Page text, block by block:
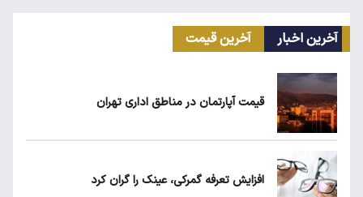
سهمیه بنزین خودروهای فرسوده قطع می‌شود؟
آخرین اخبار آخرین قیمت
قیمت آپارتمان در مناطق اداری تهران
افزایش تعرفه گمرکی، عینک را گران کرد